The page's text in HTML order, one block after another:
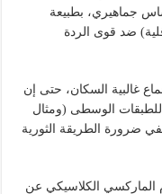
جماهيري، بطبيعة
ضد قوى الردة
غالبية السكان، حتى إن
الوسطى (ومثال
ضرورة الطريقة الثورية
الماركسي الكلاسيكي عن